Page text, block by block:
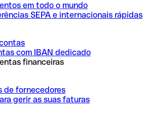
em todo o mundo
SEPA e internacionais rápidas
com IBAN dedicado
financeiras
de fornecedores
gerir as suas faturas